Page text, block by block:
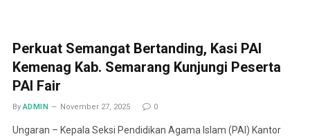
Perkuat Semangat Bertanding, Kasi PAI
Kemenag Kab. Semarang Kunjungi Peserta
PAI Fair
By ADMIN November 27, 2025 0
Ungaran – Kepala Seksi Pendidikan Agama Islam (PAI) Kantor